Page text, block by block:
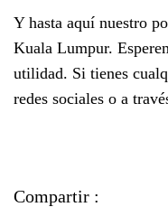
Y hasta aquí nuestro
Kuala Lumpur.
utilidad. Si tienes
redes sociales o a
Compartir :